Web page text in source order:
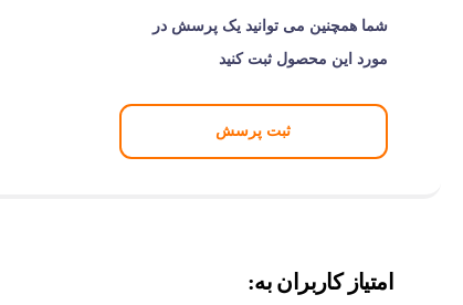
شما همچنین می توانید یک پرسش در
مورد این محصول ثبت کنید
ثبت پرسش
امتیاز کاربران به: